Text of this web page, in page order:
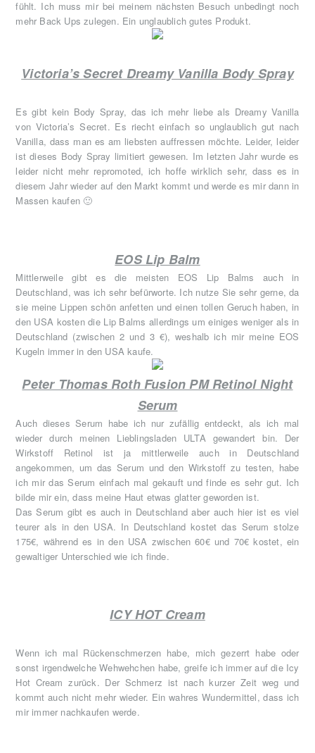
fühlt. Ich muss mir bei meinem nächsten Besuch unbedingt noch
mehr Back Ups zulegen. Ein unglaublich gutes Produkt.
Victoria’s Secret Dreamy Vanilla Body Spray
Es gibt kein Body Spray, das ich mehr liebe als Dreamy Vanilla
von Victoria’s Secret. Es riecht einfach so unglaublich gut nach
Vanilla, dass man es am liebsten auffressen möchte. Leider, leider
ist dieses Body Spray limitiert gewesen. Im letzten Jahr wurde es
leider nicht mehr repromoted, ich hoffe wirklich sehr, dass es in
diesem Jahr wieder auf den Markt kommt und werde es mir dann in
Massen kaufen 🙂
EOS Lip Balm
Mittlerweile gibt es die meisten EOS Lip Balms auch in
Deutschland, was ich sehr befürworte. Ich nutze Sie sehr gerne, da
sie meine Lippen schön anfetten und einen tollen Geruch haben, in
den USA kosten die Lip Balms allerdings um einiges weniger als in
Deutschland (zwischen 2 und 3 €), weshalb ich mir meine EOS
Kugeln immer in den USA kaufe.
Peter Thomas Roth Fusion PM Retinol Night
Serum
Auch dieses Serum habe ich nur zufällig entdeckt, als ich mal
wieder durch meinen Lieblingsladen ULTA gewandert bin. Der
Wirkstoff Retinol ist ja mittlerweile auch in Deutschland
angekommen, um das Serum und den Wirkstoff zu testen, habe
ich mir das Serum einfach mal gekauft und finde es sehr gut. Ich
bilde mir ein, dass meine Haut etwas glatter geworden ist.
Das Serum gibt es auch in Deutschland aber auch hier ist es viel
teurer als in den USA. In Deutschland kostet das Serum stolze
175€, während es in den USA zwischen 60€ und 70€ kostet, ein
gewaltiger Unterschied wie ich finde.
ICY HOT Cream
Wenn ich mal Rückenschmerzen habe, mich gezerrt habe oder
sonst irgendwelche Wehwehchen habe, greife ich immer auf die Icy
Hot Cream zurück. Der Schmerz ist nach kurzer Zeit weg und
kommt auch nicht mehr wieder. Ein wahres Wundermittel, dass ich
mir immer nachkaufen werde.